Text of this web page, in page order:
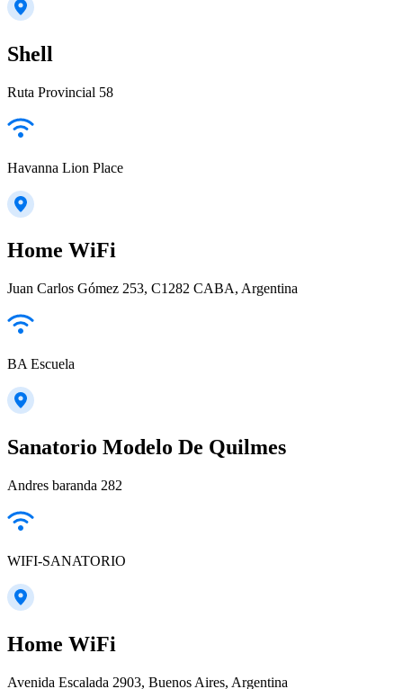
Shell
Ruta Provincial 58
Havanna Lion Place
Home WiFi
Juan Carlos Gómez 253, C1282 CABA, Argentina
BA Escuela
Sanatorio Modelo De Quilmes
Andres baranda 282
WIFI-SANATORIO
Home WiFi
Avenida Escalada 2903, Buenos Aires, Argentina